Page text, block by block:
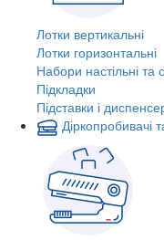
Лотки вертикальні
Лотки горизонтальні
Набори настільні та
Підкладки
Підставки і
Діркопробивачі